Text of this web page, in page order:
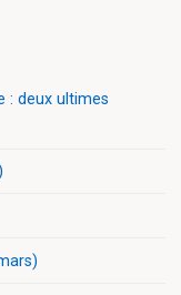
: deux ultimes